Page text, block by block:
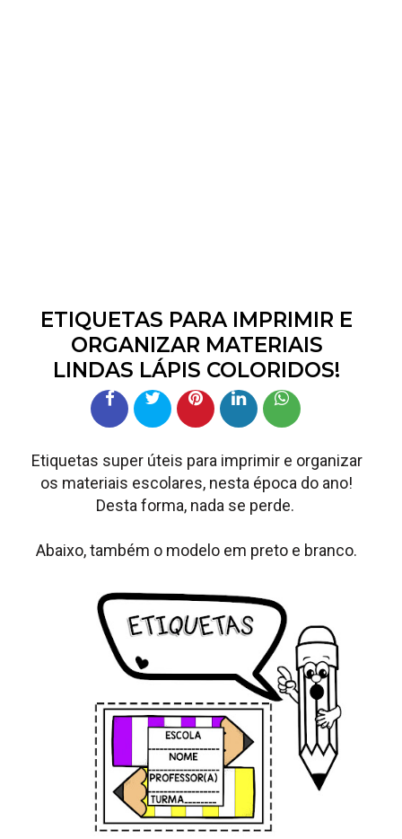
ETIQUETAS PARA IMPRIMIR E
ORGANIZAR MATERIAIS
LINDAS LÁPIS COLORIDOS!
Etiquetas super úteis para imprimir e organizar
os materiais escolares, nesta época do ano!
Desta forma, nada se perde.
Abaixo, também o modelo em preto e branco.